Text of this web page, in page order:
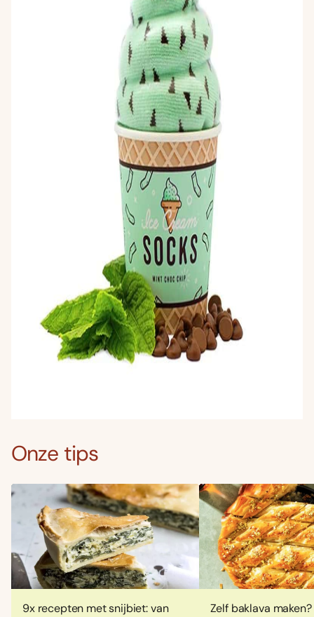
Onze tips
9x recepten met snijbiet: van
Zelf baklava